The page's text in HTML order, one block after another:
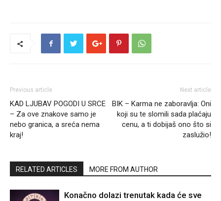
Previous article
KAD LJUBAV POGODI U SRCE
– Za ove znakove samo je
nebo granica, a sreća nema
kraj!
Next article
BIK – Karma ne zaboravlja: Oni
koji su te slomili sada plaćaju
cenu, a ti dobijaš ono što si
zaslužio!
RELATED ARTICLES MORE FROM AUTHOR
Konačno dolazi trenutak kada će sve